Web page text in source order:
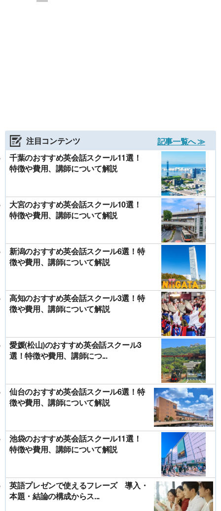
注目コンテンツ
記事一覧へ ≫
千葉のおすすめ英会話スクール11選！
特徴や費用、講師について解説
大宮のおすすめ英会話スクール10選！
特徴や費用、講師について解説
新潟のおすすめ英会話スクール6選！特
徴や費用、講師について解説
高知のおすすめ英会話スクール3選！特
徴や費用、講師について解説
愛媛(松山)のおすすめ英会話スクール3
選！特徴や費用、講師につ...
仙台のおすすめ英会話スクール6選！特
徴や費用、講師について解説
池袋のおすすめ英会話スクール11選！
特徴や費用、講師について解説
英語プレゼンで使えるフレーズ 導入・
本題・結論の構成からス...